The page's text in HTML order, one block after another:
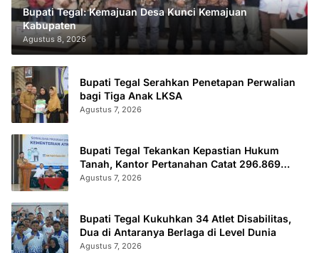
Bupati Tegal: Kemajuan Desa Kunci Kemajuan
Kabupaten
Agustus 8, 2026
Bupati Tegal Serahkan Penetapan Perwalian
bagi Tiga Anak LKSA
Agustus 7, 2026
Bupati Tegal Tekankan Kepastian Hukum
Tanah, Kantor Pertanahan Catat 296.869
Sertifikat Terbit
Agustus 7, 2026
Bupati Tegal Kukuhkan 34 Atlet Disabilitas,
Dua di Antaranya Berlaga di Level Dunia
Agustus 7, 2026